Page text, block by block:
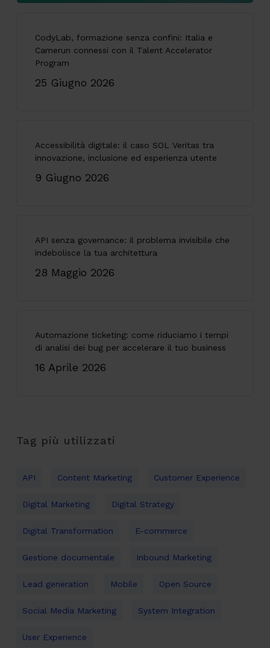
CodyLab, formazione senza confini: Italia e
Camerun connessi con il Talent Accelerator
Program
25 Giugno 2026
Accessibilità digitale: il caso SOL Veritas tra
innovazione, inclusione ed esperienza utente
9 Giugno 2026
API senza governance: il problema invisibile che
indebolisce la tua architettura
28 Maggio 2026
Automazione ticketing: come riduciamo i tempi
di analisi dei bug per accelerare il tuo business
16 Aprile 2026
Tag più utilizzati
API Content Marketing Customer Experience
Digital Marketing Digital Strategy
Digital Transformation E-commerce
Gestione documentale Inbound Marketing
Lead generation Mobile Open Source
Social Media Marketing System Integration
User Experience